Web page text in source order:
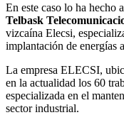
En este caso lo ha hecho
Telbask
vizcaína Elecsi,
implantación de energías
La empresa ELECSI,
en la actualidad los 60
especializada en el
sector industrial.